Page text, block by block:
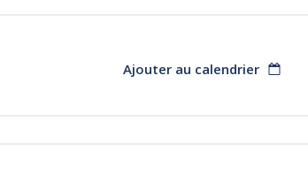
Ajouter au calendrier